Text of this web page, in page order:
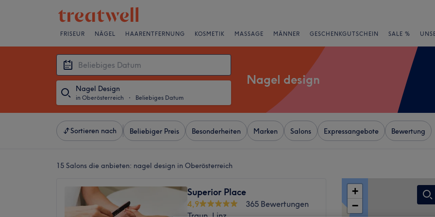
FRISEUR NÄGEL HAARENTFERNUNG KOSMETIK MASSAGE MÄNNER GESCHENKGUTSCHEIN SALE %
Nagel Design
in Oberösterreich ・ Beliebiges Datum
Nagel design
Sortieren nach Beliebiger Preis Besonderheiten Marken Salons Expressangebote Bewertung
15 Salons die anbieten: nagel design in Oberösterreich
Superior Place
4,9
365 Bewertungen
+
−